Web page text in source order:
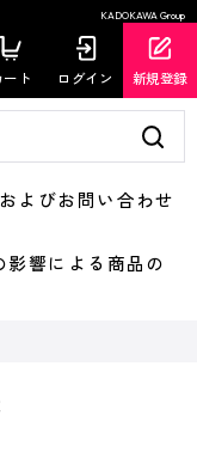
KADOKAWA Group
ート ログイン 新規登録
びお問い合わせ
響による商品の